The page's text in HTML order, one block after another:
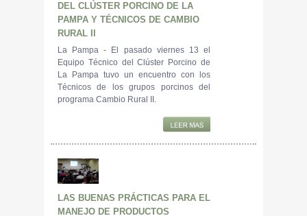
DEL CLÚSTER PORCINO DE LA
PAMPA Y TÉCNICOS DE CAMBIO
RURAL II
La Pampa - El pasado viernes 13 el
Equipo Técnico del Clúster Porcino de
La Pampa tuvo un encuentro con los
Técnicos de los grupos porcinos del
programa Cambio Rural II.
LAS BUENAS PRÁCTICAS PARA EL
MANEJO DE PRODUCTOS